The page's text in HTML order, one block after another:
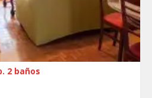
2 baños